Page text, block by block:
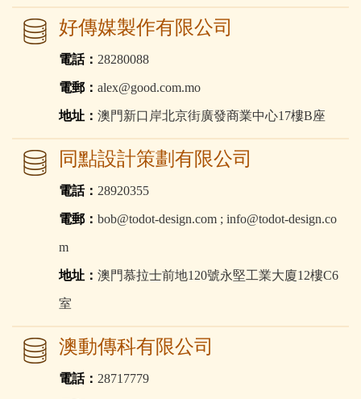
好傳媒製作有限公司
電話： 28280088
電郵： alex@good.com.mo
地址： 澳門新口岸北京街廣發商業中心17樓B座
同點設計策劃有限公司
電話： 28920355
電郵： bob@todot-design.com ; info@todot-design.co
m
地址： 澳門慕拉士前地120號永堅工業大廈12樓C6
室
澳動傳科有限公司
電話： 28717779